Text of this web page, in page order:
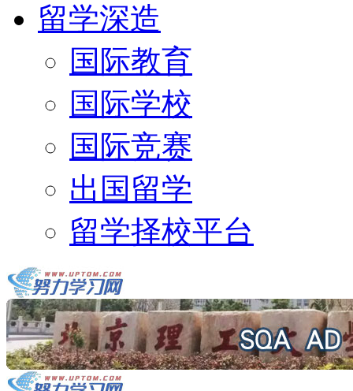
留学深造
国际教育
国际学校
国际竞赛
出国留学
留学择校平台